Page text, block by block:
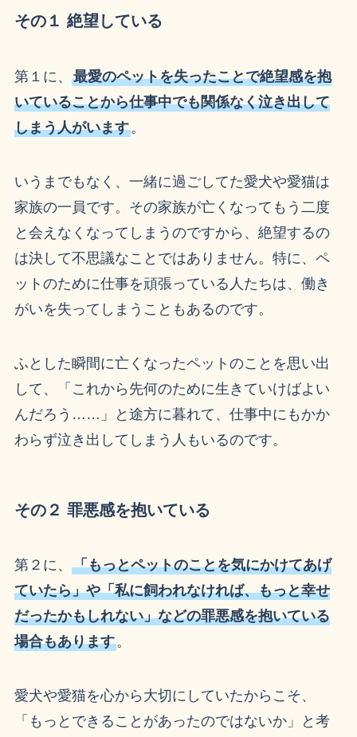
その１ 絶望している
第１に、 最愛のペットを失ったことで絶望感を抱
いていることから仕事中でも関係なく泣き出して
しまう人がいます。
いうまでもなく、一緒に過ごしてた愛犬や愛猫は
家族の一員です。その家族が亡くなってもう二度
と会えなくなってしまうのですから、絶望するの
は決して不思議なことではありません。特に、ペ
ットのために仕事を頑張っている人たちは、働き
がいを失ってしまうこともあるのです。
ふとした瞬間に亡くなったペットのことを思い出
して、「これから先何のために生きていけばよい
んだろう……」と途方に暮れて、仕事中にもかか
わらず泣き出してしまう人もいるのです。
その２ 罪悪感を抱いている
第２に、 「もっとペットのことを気にかけてあげ
ていたら」や「私に飼われなければ、もっと幸せ
だったかもしれない」などの罪悪感を抱いている
場合もあります。
愛犬や愛猫を心から大切にしていたからこそ、
「もっとできることがあったのではないか」と考